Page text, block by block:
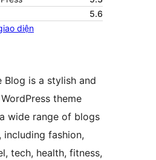
5.6
diện
Blog is a stylish and
theme
wide range of blogs
including fashion,
tech, health, fitness,